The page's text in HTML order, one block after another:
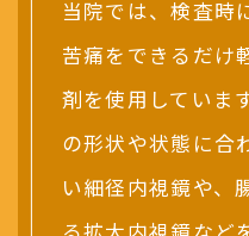
当院では、検査時
苦痛をできるだけ
剤を使用していま
の形状や状態に合
い細径内視鏡や、